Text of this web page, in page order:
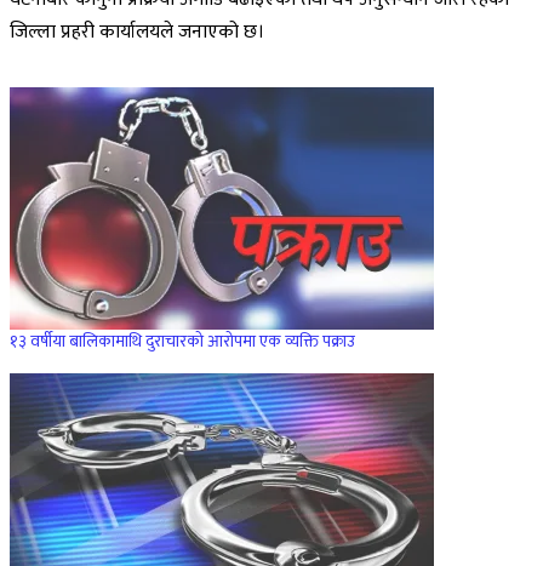
जिल्ला प्रहरी कार्यालयले जनाएको छ।
१३ वर्षीया बालिकामाथि दुराचारको आरोपमा एक व्यक्ति पक्राउ